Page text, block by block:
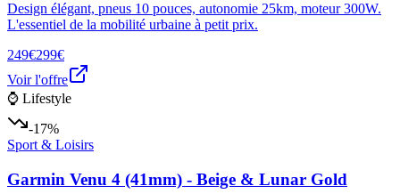
Design élégant, pneus 10 pouces, autonomie 25km, moteur 300W.
L'essentiel de la mobilité urbaine à petit prix.
249€299€
Voir l'offre
⌚ Lifestyle
-17%
Sport & Loisirs
Garmin Venu 4 (41mm) - Beige & Lunar Gold